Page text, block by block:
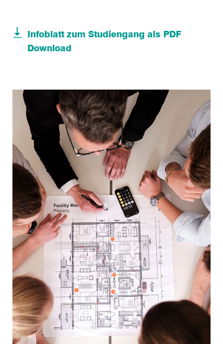
Infoblatt zum Studiengang als PDF
Download